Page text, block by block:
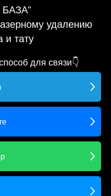
БАЗА"
удалению
и тату
для связи👇